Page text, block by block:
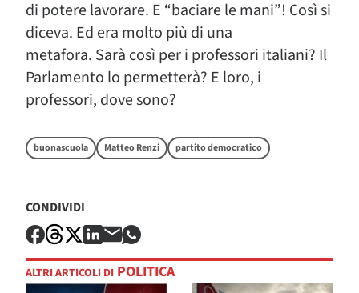
di potere lavorare. E “baciare le mani”! Così si
diceva. Ed era molto più di una
metafora. Sarà così per i professori italiani? Il
Parlamento lo permetterà? E loro, i
professori, dove sono?
buonascuola Matteo Renzi partito democratico
CONDIVIDI
ALTRI ARTICOLI DI POLITICA